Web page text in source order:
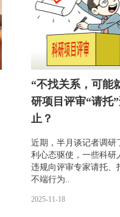
“不找关系，可能
研项目评审“请托
止？
近期，半月谈记者调研
利心态驱使，一些科研
违规向评审专家请托、
不端行为..
2025-11-18